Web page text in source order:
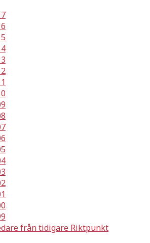
från tidigare Riktpunkt